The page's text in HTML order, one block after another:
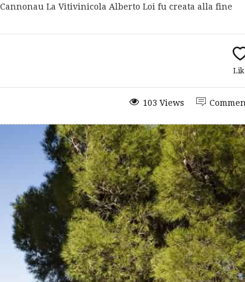
La Vitivinicola Alberto Loi fu creata alla fine
103 Views